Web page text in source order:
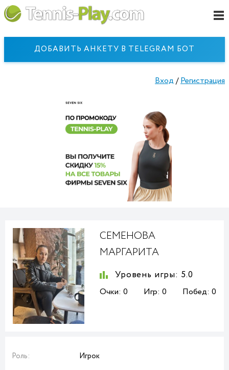
ДОБАВИТЬ АНКЕТУ В TELEGRAM БОТ
Вход /Регистрация
СЕМЕНОВА
МАРГАРИТА
Уровень игры: 5.0
Очки: 0 Игр: 0 Побед: 0
Роль: Игрок